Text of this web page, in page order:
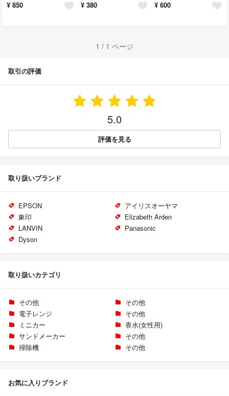
¥ 850 ¥ 380 ¥ 600
1 / 1 ページ
取引の評価
5.0
評価を見る
取り扱いブランド
EPSON
アイリスオーヤマ
象印
Elizabeth Arden
LANVIN
Panasonic
Dyson
取り扱いカテゴリ
その他
その他
電子レンジ
その他
ミニカー
香水(女性用)
サンドメーカー
その他
掃除機
その他
お気に入りブランド